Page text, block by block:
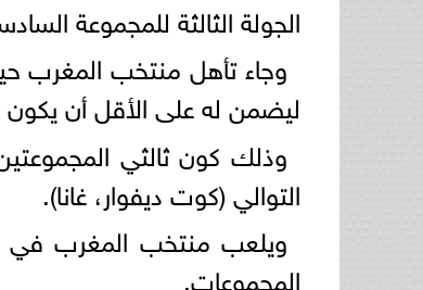
الجولة الثالثة للمجموعة
وجاء تأهل منتخب المغرب
ليضمن له على الأقل أن
وذلك كون ثالثي
التوالي (كوت ديفوار، غانا).
ويلعب منتخب المغرب في
المجموعات.